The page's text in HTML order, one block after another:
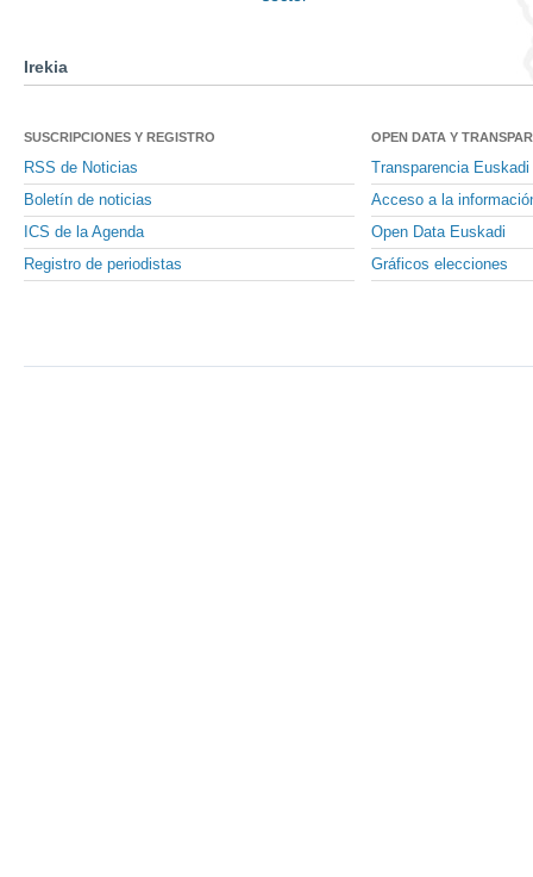
Irekia
SUSCRIPCIONES Y REGISTRO
RSS de Noticias
Boletín de noticias
ICS de la Agenda
Registro de periodistas
OPEN DATA Y
Transparencia Euskadi
Acceso a la
Open Data Euskadi
Gráficos elecciones